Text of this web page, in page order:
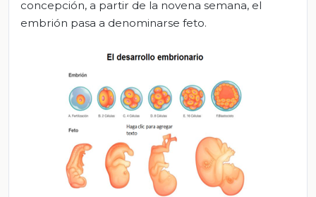
concepción, a partir de la novena semana, el
embrión pasa a denominarse feto.